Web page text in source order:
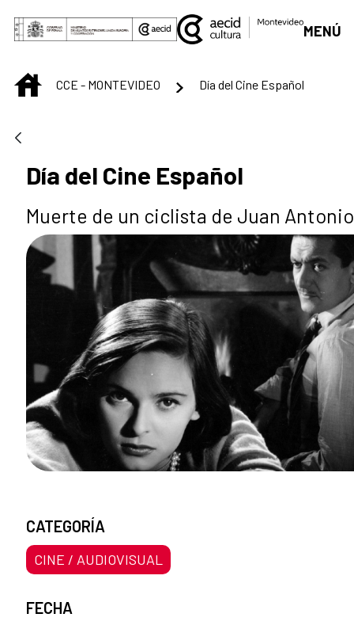
Saut au contenu principal
MENÚ
INICIOCCE - MONTEVIDEO Día del Cine Español
Día del Cine Español
Muerte de un ciclista de Juan
CATEGORÍA
CINE / AUDIOVISUAL
FECHA